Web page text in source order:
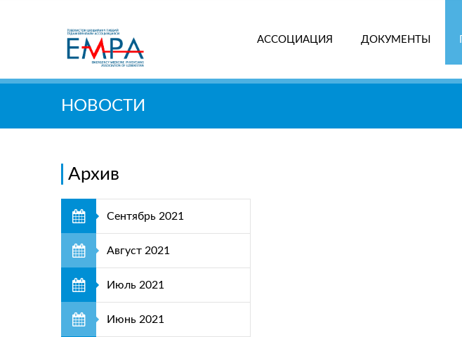
АССОЦИАЦИЯ ДОКУМЕНТЫ
Поиск
НОВОСТИ
Архив
Сентябрь 2021
Август 2021
Июль 2021
Июнь 2021